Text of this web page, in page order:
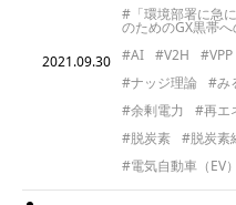
2021.09.30
#「環境部署に急
のためのGX黒帯へ
#AI
#V2H #VPP
#ナッジ理論
#み
#余剰電力
#再エ
#脱炭素
#脱炭素
#電気自動車（EV）